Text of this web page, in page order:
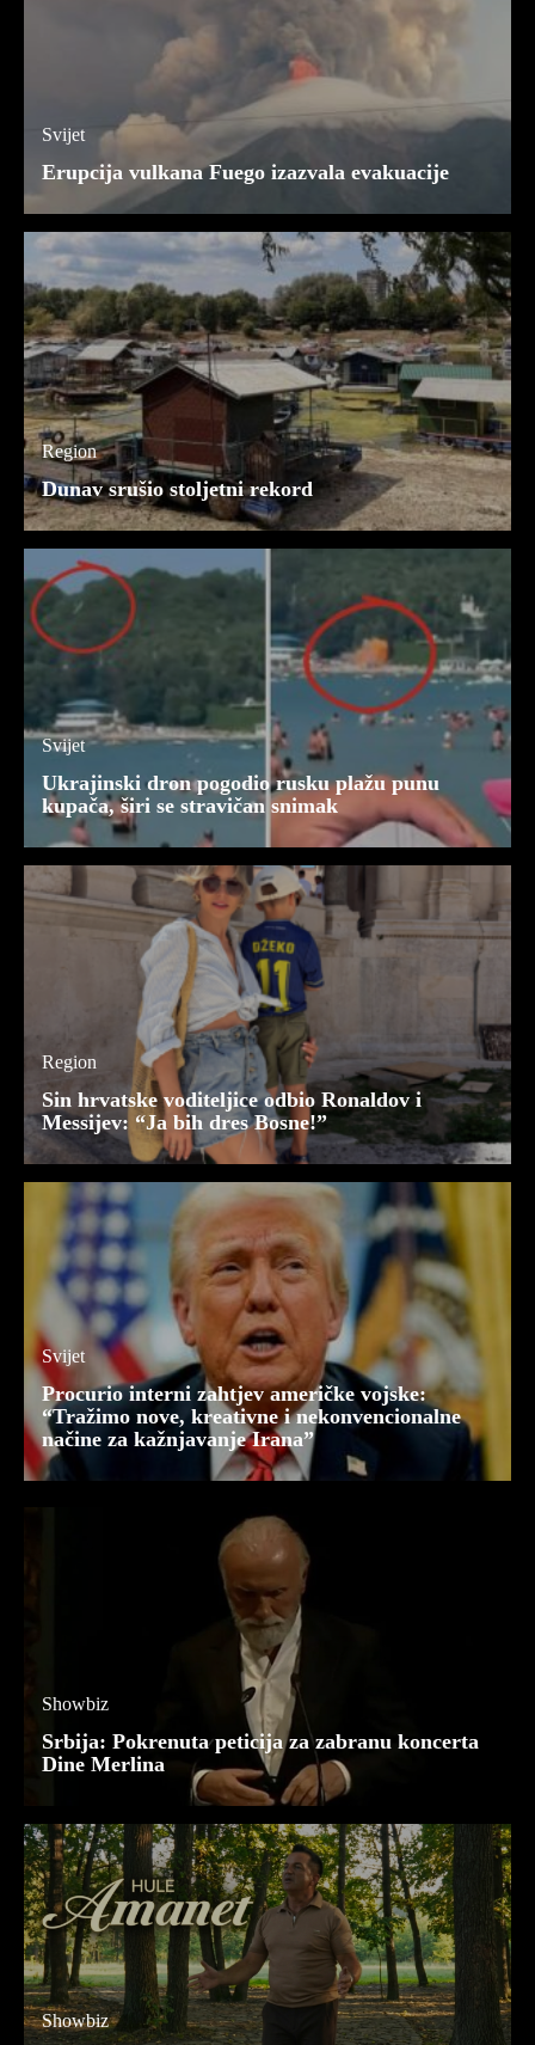
Svijet
Erupcija vulkana Fuego izazvala evakuacije
Region
Dunav srušio stoljetni rekord
Svijet
Ukrajinski dron pogodio rusku plažu punu
kupača, širi se stravičan snimak
Region
Sin hrvatske voditeljice odbio Ronaldov i
Messijev: “Ja bih dres Bosne!”
Svijet
Procurio interni zahtjev američke vojske:
“Tražimo nove, kreativne i nekonvencionalne
načine za kažnjavanje Irana”
Showbiz
Srbija: Pokrenuta peticija za zabranu koncerta
Dine Merlina
Showbiz